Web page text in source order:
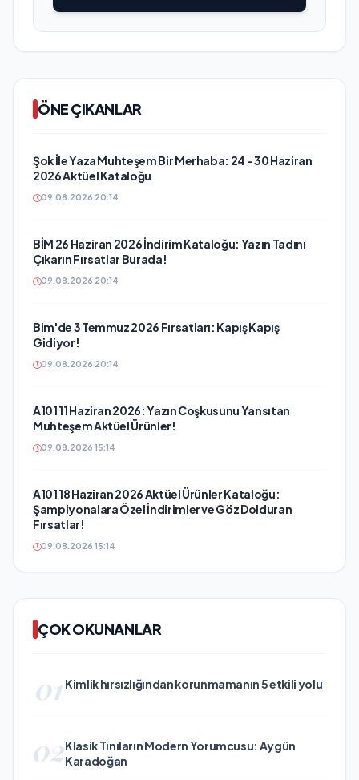
ÖNE ÇIKANLAR
Şok İle Yaza Muhteşem Bir Merhaba: 24 - 30 Haziran
2026 Aktüel Kataloğu
09.08.2026 20:14
BİM 26 Haziran 2026 İndirim Kataloğu: Yazın Tadını
Çıkarın Fırsatlar Burada!
09.08.2026 20:14
Bim'de 3 Temmuz 2026 Fırsatları: Kapış Kapış
Gidiyor!
09.08.2026 20:14
A101 11 Haziran 2026: Yazın Coşkusunu Yansıtan
Muhteşem Aktüel Ürünler!
09.08.2026 15:14
A101 18 Haziran 2026 Aktüel Ürünler Kataloğu:
Şampiyonalara Özel İndirimler ve Göz Dolduran
Fırsatlar!
09.08.2026 15:14
ÇOK OKUNANLAR
01 Kimlik hırsızlığından korunmamanın 5 etkili yolu
02Klasik Tınıların Modern Yorumcusu: Aygün
Karadoğan